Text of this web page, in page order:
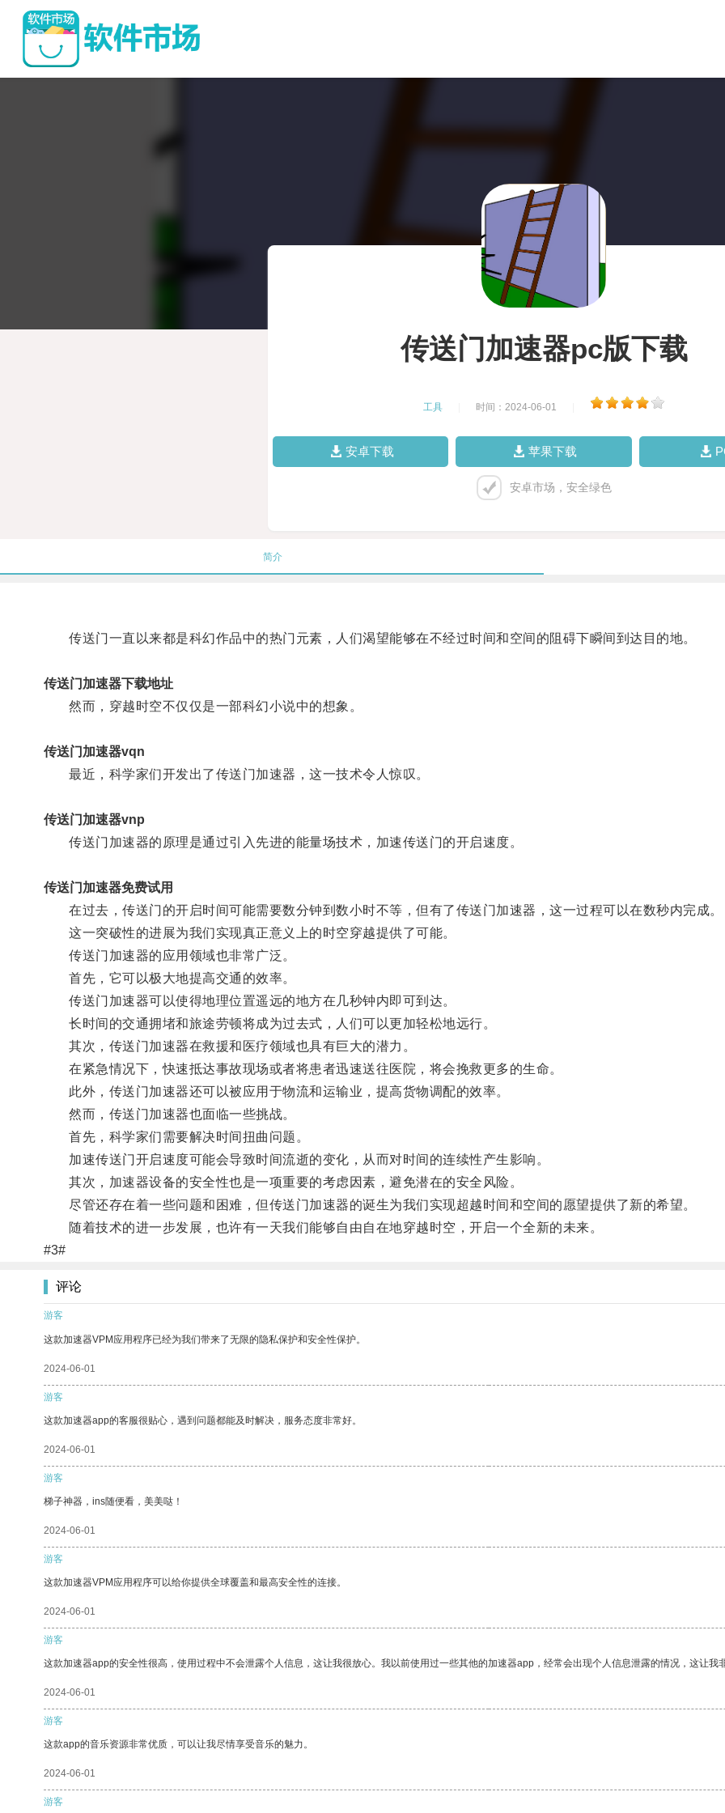
传送门加速器pc版下载
工具 时间：2024-06-01
安卓下载 苹果下载
安卓市场，安全绿色
简介
传送门一直以来都是科幻作品中的热门元素，人们渴望能够在不经过时间和空间的阻碍下瞬间到达目的地。
传送门加速器下载地址
然而，穿越时空不仅仅是一部科幻小说中的想象。
传送门加速器vqn
最近，科学家们开发出了传送门加速器，这一技术令人惊叹。
传送门加速器vnp
传送门加速器的原理是通过引入先进的能量场技术，加速传送门的开启速度。
传送门加速器免费试用
在过去，传送门的开启时间可能需要数分钟到数小时不等，但有了传送门加速器，这一过程可以在数秒内完成。
这一突破性的进展为我们实现真正意义上的时空穿越提供了可能。
传送门加速器的应用领域也非常广泛。
首先，它可以极大地提高交通的效率。
传送门加速器可以使得地理位置遥远的地方在几秒钟内即可到达。
长时间的交通拥堵和旅途劳顿将成为过去式，人们可以更加轻松地远行。
其次，传送门加速器在救援和医疗领域也具有巨大的潜力。
在紧急情况下，快速抵达事故现场或者将患者迅速送往医院，将会挽救更多的生命。
此外，传送门加速器还可以被应用于物流和运输业，提高货物调配的效率。
然而，传送门加速器也面临一些挑战。
首先，科学家们需要解决时间扭曲问题。
加速传送门开启速度可能会导致时间流逝的变化，从而对时间的连续性产生影响。
其次，加速器设备的安全性也是一项重要的考虑因素，避免潜在的安全风险。
尽管还存在着一些问题和困难，但传送门加速器的诞生为我们实现超越时间和空间的愿望提供了新的希望。
随着技术的进一步发展，也许有一天我们能够自由自在地穿越时空，开启一个全新的未来。
#3#
评论
游客
这款加速器VPM应用程序已经为我们带来了无限的隐私保护和安全性保护。
2024-06-01
游客
这款加速器app的客服很贴心，遇到问题都能及时解决，服务态度非常好。
2024-06-01
游客
梯子神器，ins随便看，美美哒！
2024-06-01
游客
这款加速器VPM应用程序可以给你提供全球覆盖和最高安全性的连接。
2024-06-01
游客
这款加速器app的安全性很高，使用过程中不会泄露个人信息，这让我很放心。我以前使用过一些其他的加速器app，经常会出现个人信息泄露的情况，这让我
2024-06-01
游客
这款app的音乐资源非常优质，可以让我尽情享受音乐的魅力。
2024-06-01
游客